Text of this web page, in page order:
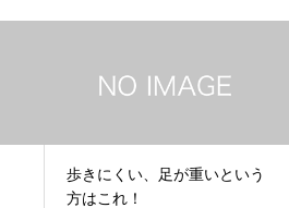
歩きにくい、足が重いという
方はこれ！